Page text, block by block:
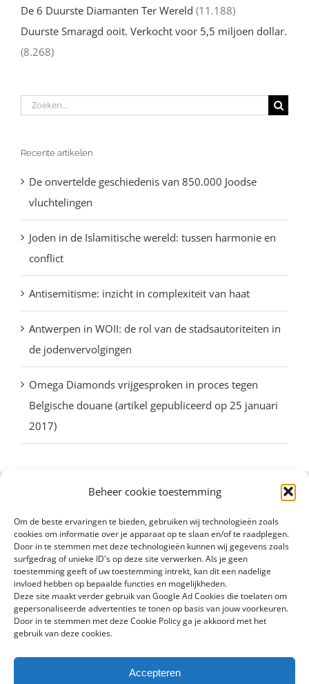
Beheer cookie toestemming
Om de beste ervaringen te bieden, gebruiken wij technologieën zoals
cookies om informatie over je apparaat op te slaan en/of te raadplegen.
Door in te stemmen met deze technologieën kunnen wij gegevens zoals
surfgedrag of unieke ID's op deze site verwerken. Als je geen
toestemming geeft of uw toestemming intrekt, kan dit een nadelige
invloed hebben op bepaalde functies en mogelijkheden.
Deze site maakt verder gebruik van Google Ad Cookies die toelaten om
gepersonaliseerde advertenties te tonen op basis van jouw voorkeuren.
Door in te stemmen met deze Cookie Policy ga je akkoord met het
gebruik van deze cookies.
Accepteren
De 6 Duurste Diamanten Ter Wereld (11.188)
Duurste Smaragd ooit. Verkocht voor 5,5 miljoen dollar.
(8.268)
Zoeken
Recente artikelen
De onvertelde geschiedenis van 850.000 Joodse
vluchtelingen
Joden in de Islamitische wereld: tussen harmonie en
conflict
Antisemitisme: inzicht in complexiteit van haat
Antwerpen in WOII: de rol van de stadsautoriteiten in
de jodenvervolgingen
Omega Diamonds vrijgesproken in proces tegen
Belgische douane (artikel gepubliceerd op 25 januari
2017)